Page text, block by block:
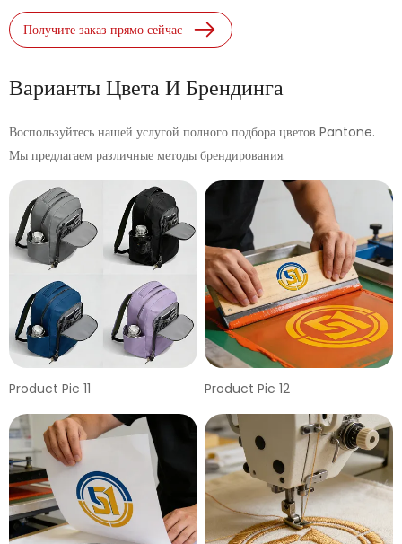
Получите заказ прямо сейчас
Варианты Цвета И Брендинга
Воспользуйтесь нашей услугой полного подбора цветов Pantone.
Мы предлагаем различные методы брендирования.
Product Pic 11 Product Pic 12